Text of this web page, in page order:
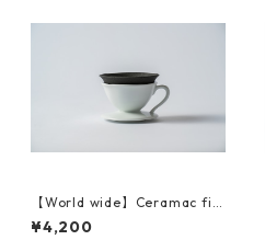
【World wide】Ceramac filt
er ＆dripper set 海外発送
¥4,200